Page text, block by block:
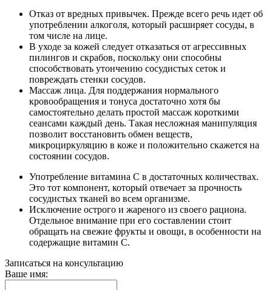
Отказ от вредных привычек. Прежде всего речь идет об
употреблении алкоголя, который расширяет сосуды, в
том числе на лице.
В уходе за кожей следует отказаться от агрессивных
пилингов и скрабов, поскольку они способны
способствовать утончению сосудистых сеток и
повреждать стенки сосудов.
Массаж лица. Для поддержания нормального
кровообращения и тонуса достаточно хотя бы
самостоятельно делать простой массаж короткими
сеансами каждый день. Такая несложная манипуляция
позволит восстановить обмен веществ,
микроциркуляцию в коже и положительно скажется на
состоянии сосудов.
Употребление витамина С в достаточных количествах.
Это тот компонент, который отвечает за прочность
сосудистых тканей во всем организме.
Исключение острого и жареного из своего рациона.
Отдельное внимание при его составлении стоит
обращать на свежие фрукты и овощи, в особенности на
содержащие витамин С.
Записаться на консультацию
Ваше имя: